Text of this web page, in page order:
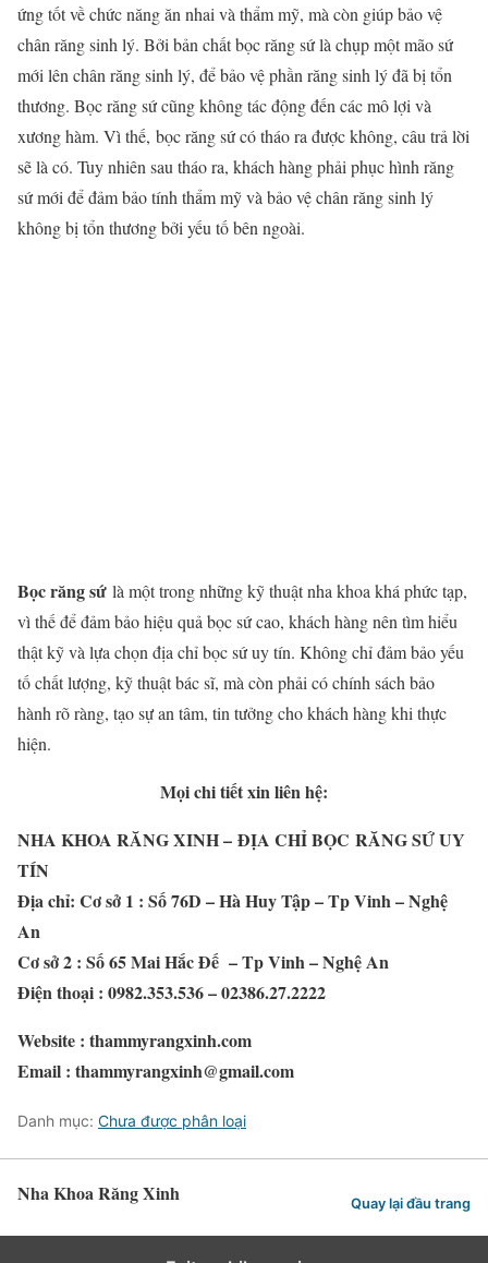
ứng tốt về chức năng ăn nhai và thẩm mỹ, mà còn giúp bảo vệ
chân răng sinh lý. Bởi bản chất bọc răng sứ là chụp một mão sứ
mới lên chân răng sinh lý, để bảo vệ phần răng sinh lý đã bị tổn
thương. Bọc răng sứ cũng không tác động đến các mô lợi và
xương hàm. Vì thế, bọc răng sứ có tháo ra được không, câu trả lời
sẽ là có. Tuy nhiên sau tháo ra, khách hàng phải phục hình răng
sứ mới để đảm bảo tính thẩm mỹ và bảo vệ chân răng sinh lý
không bị tổn thương bởi yếu tố bên ngoài.
Bọc răng sứ là một trong những kỹ thuật nha khoa khá phức tạp,
vì thế để đảm bảo hiệu quả bọc sứ cao, khách hàng nên tìm hiểu
thật kỹ và lựa chọn địa chỉ bọc sứ uy tín. Không chỉ đảm bảo yếu
tố chất lượng, kỹ thuật bác sĩ, mà còn phải có chính sách bảo
hành rõ ràng, tạo sự an tâm, tin tưởng cho khách hàng khi thực
hiện.
Mọi chi tiết xin liên hệ:
NHA KHOA RĂNG XINH – ĐỊA CHỈ BỌC RĂNG SỨ UY
TÍN
Địa chỉ: Cơ sở 1 : Số 76D – Hà Huy Tập – Tp Vinh – Nghệ
An
Cơ sở 2 : Số 65 Mai Hắc Đế – Tp Vinh – Nghệ An
Điện thoại : 0982.353.536 – 02386.27.2222
Website : thammyrangxinh.com
Email : thammyrangxinh@gmail.com
Danh mục: Chưa được phân loại
Nha Khoa Răng Xinh Quay lại đầu trang